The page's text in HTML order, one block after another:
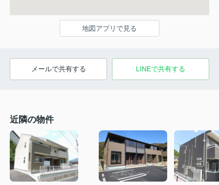
地図アプリで見る
メールで共有する LINEで共有する
近隣の物件